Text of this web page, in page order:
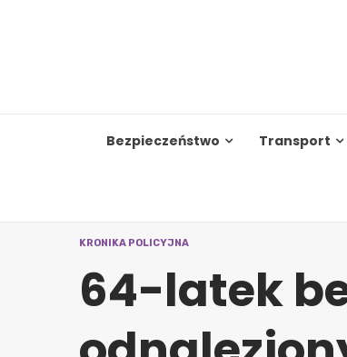
Bezpieczeństwo Transport
KRONIKA POLICYJNA
64-latek